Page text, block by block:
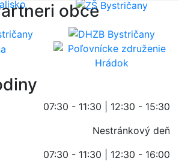
obce
07:30 - 11:30 | 12:30 - 15:30
Nestránkový deň
07:30 - 11:30 | 12:30 - 16:00